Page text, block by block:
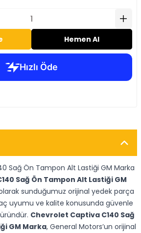
Hemen Al
Sağ Ön Tampon Alt Lastiği GM Marka
Sağ Ön Tampon Alt Lastiği GM
sunduğumuz orijinal yedek parça
uyumu ve kalite konusunda güvenle
Chevrolet Captiva C140 Sağ
GM Marka, General Motors’un orijinal